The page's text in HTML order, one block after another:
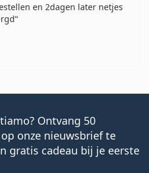
en 2dagen later netjes
Ontvang 50
onze nieuwsbrief te
gratis cadeau bij je eerste